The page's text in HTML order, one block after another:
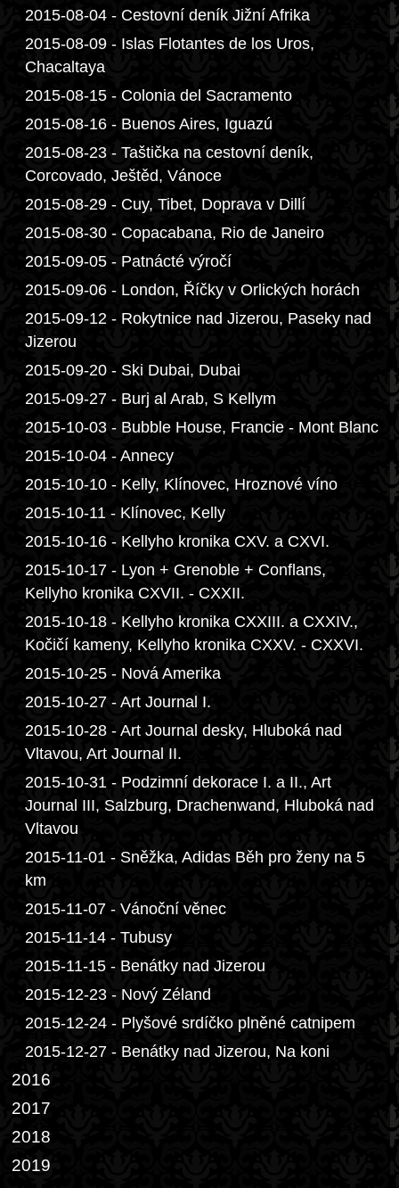
2015-08-04 - Cestovní deník Jižní Afrika
2015-08-09 - Islas Flotantes de los Uros,
Chacaltaya
2015-08-15 - Colonia del Sacramento
2015-08-16 - Buenos Aires, Iguazú
2015-08-23 - Taštička na cestovní deník,
Corcovado, Ještěd, Vánoce
2015-08-29 - Cuy, Tibet, Doprava v Dillí
2015-08-30 - Copacabana, Rio de Janeiro
2015-09-05 - Patnácté výročí
2015-09-06 - London, Říčky v Orlických horách
2015-09-12 - Rokytnice nad Jizerou, Paseky nad
Jizerou
2015-09-20 - Ski Dubai, Dubai
2015-09-27 - Burj al Arab, S Kellym
2015-10-03 - Bubble House, Francie - Mont Blanc
2015-10-04 - Annecy
2015-10-10 - Kelly, Klínovec, Hroznové víno
2015-10-11 - Klínovec, Kelly
2015-10-16 - Kellyho kronika CXV. a CXVI.
2015-10-17 - Lyon + Grenoble + Conflans,
Kellyho kronika CXVII. - CXXII.
2015-10-18 - Kellyho kronika CXXIII. a CXXIV.,
Kočičí kameny, Kellyho kronika CXXV. - CXXVI.
2015-10-25 - Nová Amerika
2015-10-27 - Art Journal I.
2015-10-28 - Art Journal desky, Hluboká nad
Vltavou, Art Journal II.
2015-10-31 - Podzimní dekorace I. a II., Art
Journal III, Salzburg, Drachenwand, Hluboká nad
Vltavou
2015-11-01 - Sněžka, Adidas Běh pro ženy na 5
km
2015-11-07 - Vánoční věnec
2015-11-14 - Tubusy
2015-11-15 - Benátky nad Jizerou
2015-12-23 - Nový Zéland
2015-12-24 - Plyšové srdíčko plněné catnipem
2015-12-27 - Benátky nad Jizerou, Na koni
2016
2017
2018
2019